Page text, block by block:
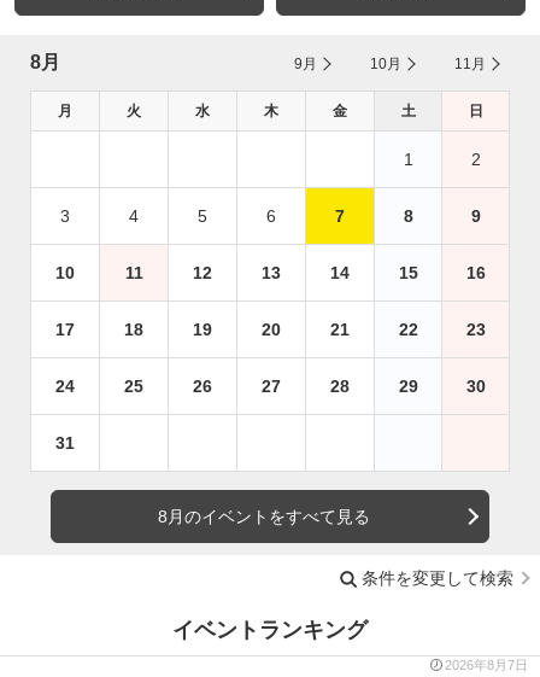
8月 9月 10月 11月
月 火 水 木 金 土 日
1 2
3 4 5 6 7 8 9
10 11 12 13 14 15 16
17 18 19 20 21 22 23
24 25 26 27 28 29 30
31
8月のイベントをすべて見る
条件を変更して検索
イベントランキング
2026年8月7日